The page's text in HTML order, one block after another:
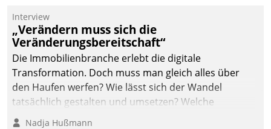
integrieren.
Interview
„Verändern muss sich die
Veränderungsbereitschaft“
Die Immobilienbranche erlebt die digitale
Transformation. Doch muss man gleich alles über
den Haufen werfen? Wie lässt sich der Wandel
tatsächlich gestalten und umsetzen? Welche
Argumente zählen wirklich?
Nadja Hußmann